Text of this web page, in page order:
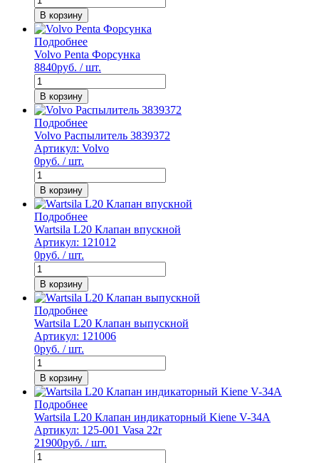
В корзину
Подробнее
Volvo Penta Форсунка
8840руб. / шт.
В корзину
Подробнее
Volvo Распылитель 3839372
Артикул: Volvo
0руб. / шт.
В корзину
Подробнее
Wartsila L20 Клапан впускной
Артикул: 121012
0руб. / шт.
В корзину
Подробнее
Wartsila L20 Клапан выпускной
Артикул: 121006
0руб. / шт.
В корзину
Подробнее
Wartsila L20 Клапан индикаторный Kiene V-34A
Артикул: 125-001 Vasa 22r
21900руб. / шт.